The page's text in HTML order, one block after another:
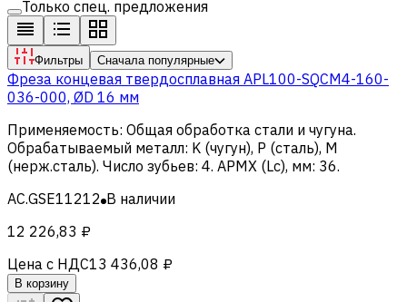
Только спец. предложения
Фильтры Сначала популярные
Фреза концевая твердосплавная APL100-SQCM4-160-
036-000, ØD 16 мм
Применяемость: Общая обработка стали и чугуна.
Обрабатываемый металл: K (чугун), Р (сталь), M
(нерж.сталь). Число зубьев: 4. APMX (Lc), мм: 36.
AC.GSE11212 В наличии
12 226,83 ₽
Цена с НДС13 436,08 ₽
В корзину